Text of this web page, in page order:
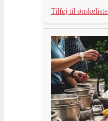
Tilføj til ønskeliste